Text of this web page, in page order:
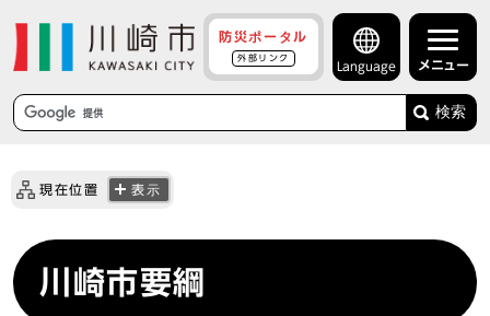
防災ポータル
外部リンク
Language メニュー
検索
現在位置 表示
川崎市要綱